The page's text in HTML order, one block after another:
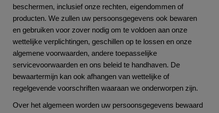
beschermen, inclusief onze rechten, eigendommen of
producten. We zullen uw persoonsgegevens ook bewaren
en gebruiken voor zover nodig om te voldoen aan onze
wettelijke verplichtingen, geschillen op te lossen en onze
algemene voorwaarden, andere toepasselijke
servicevoorwaarden en ons beleid te handhaven. De
bewaartermijn kan ook afhangen van wettelijke of
regelgevende voorschriften waaraan we onderworpen zijn.
Over het algemeen worden uw persoonsgegevens bewaard